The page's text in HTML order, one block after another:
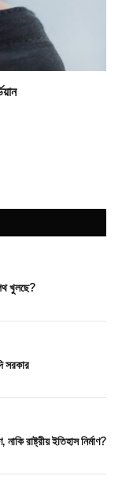
খুলছে?
সরকার
রাষ্ট্রীয় ইতিহাস নির্মাণ?